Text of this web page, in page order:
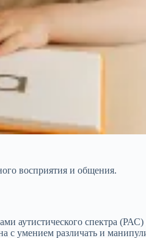
восприятия и общения.
аутистического спектра
с умением различать и